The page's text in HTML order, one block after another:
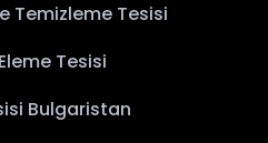
Temizleme Tesisi
Tesisi
Bulgaristan